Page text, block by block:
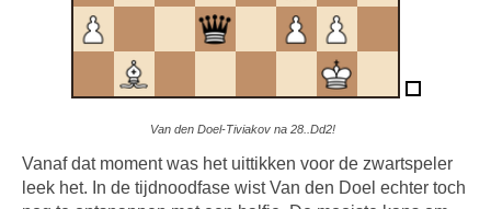
Van den Doel-Tiviakov na 28..Dd2!
Vanaf dat moment was het uittikken voor de zwartspeler
leek het. In de tijdnoodfase wist Van den Doel echter toch